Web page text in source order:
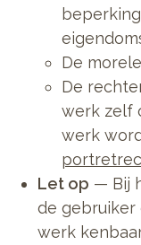
De
De
werk zelf
werk
Let op — Bij
de gebruiker
werk